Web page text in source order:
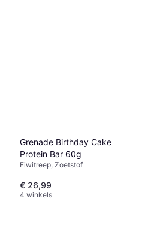
Grenade Birthday Cake
Protein Bar 60g
Eiwitreep, Zoetstof
€ 26,99
4 winkels